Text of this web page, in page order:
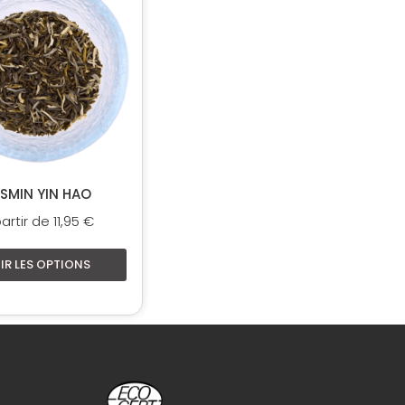
YIN HAO
de 11,95 €
LES OPTIONS
a
plusieurs
variations.
Les
options
peuvent
être
choisies
sur
page
du